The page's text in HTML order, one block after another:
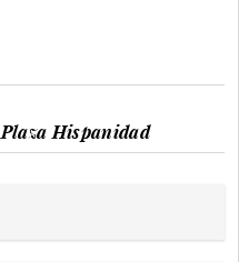
Plaza Hispanidad